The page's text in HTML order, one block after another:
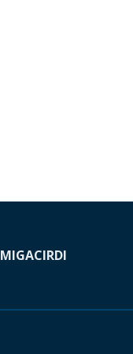
MIGACIRDI